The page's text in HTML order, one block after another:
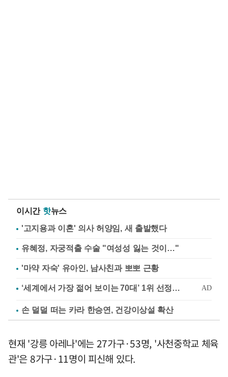
이시간 핫뉴스
'고지용과 이혼' 의사 허양임, 새 출발했다
유혜정, 자궁적출 수술 "여성성 잃는 것이…"
'마약 자숙' 유아인, 남사친과 뽀뽀 근황
손 덜덜 떠는 카라 한승연, 건강이상설 확산
현재 '강릉 아레나'에는 27가구·53명, '사천중학교 체육
관'은 8가구·11명이 피신해 있다.